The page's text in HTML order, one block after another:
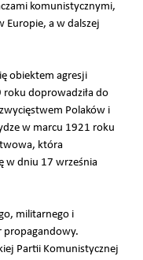
komunistycznymi,
Europie, a w dalszej
obiektem agresji
doprowadziła do
Polaków i
w marcu 1921 roku
która
w dniu 17 września
militarnego i
propagandowy.
Partii Komunistycznej